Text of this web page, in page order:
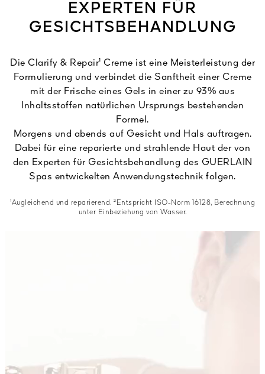
EXPERTEN FÜR
GESICHTSBEHANDLUNG
Die Clarify & Repair¹ Creme ist eine Meisterleistung der
Formulierung und verbindet die Sanftheit einer Creme
mit der Frische eines Gels in einer zu 93% aus
Inhaltsstoffen natürlichen Ursprungs bestehenden
Formel.
Morgens und abends auf Gesicht und Hals auftragen.
Dabei für eine reparierte und strahlende Haut der von
den Experten für Gesichtsbehandlung des GUERLAIN
Spas entwickelten Anwendungstechnik folgen.
¹Augleichend und reparierend. ²Entspricht ISO-Norm 16128, Berechnung
unter Einbeziehung von Wasser.